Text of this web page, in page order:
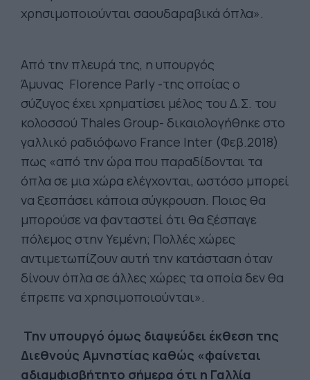
χρησιμοποιούνται σαουδαραβικά όπλα».
Από την πλευρά της, η υπουργός
Άμυνας Florence Parly -της οποίας ο
σύζυγος έχει χρηματίσει μέλος του Δ.Σ. του
κολοσσού Thales Group- δικαιολογήθηκε στο
γαλλικό ραδιόφωνο France Inter (Φεβ.2018)
πως «από την ώρα που παραδίδονται τα
όπλα σε μια χώρα ελέγχονται, ωστόσο μπορεί
να ξεσπάσει κάποια σύγκρουση. Ποιος θα
μπορούσε να φανταστεί ότι θα ξέσπαγε
πόλεμος στην Υεμένη; Πολλές χώρες
αντιμετωπίζουν αυτή την κατάσταση όταν
δίνουν όπλα σε άλλες χώρες τα οποία δεν θα
έπρεπε να χρησιμοποιούνται».
Την υπουργό όμως διαψεύδει έκθεση της
Διεθνούς Αμνηστίας καθώς «φαίνεται
αδιαμφισβήτητο σήμερα ότι η Γαλλία